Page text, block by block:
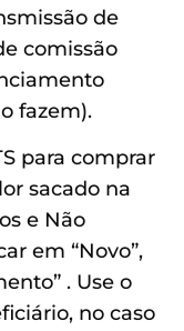
de
comissão
fazem).
para comprar
sacado na
e Não
em “Novo”,
. Use o
no caso